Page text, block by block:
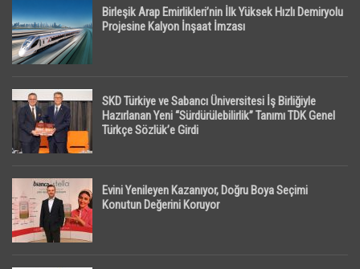
Birleşik Arap Emirlikleri’nin İlk Yüksek Hızlı Demiryolu
Projesine Kalyon İnşaat İmzası
SKD Türkiye ve Sabancı Üniversitesi İş Birliğiyle
Hazırlanan Yeni “Sürdürülebilirlik” Tanımı TDK Genel
Türkçe Sözlük’e Girdi
Evini Yenileyen Kazanıyor, Doğru Boya Seçimi
Konutun Değerini Koruyor